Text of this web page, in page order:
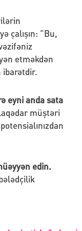
çalışın: "Bu,
etməkdən
ibarətdir.
eyni anda sata
müştəri
edin.